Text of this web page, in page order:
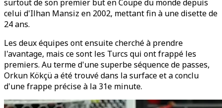
surtout de son premier but en Coupe du monde depuis
celui d'Ilhan Mansiz en 2002, mettant fin à une disette de
24 ans.
Les deux équipes ont ensuite cherché à prendre
l'avantage, mais ce sont les Turcs qui ont frappé les
premiers. Au terme d'une superbe séquence de passes,
Orkun Kökçü a été trouvé dans la surface et a conclu
d'une frappe précise à la 31e minute.